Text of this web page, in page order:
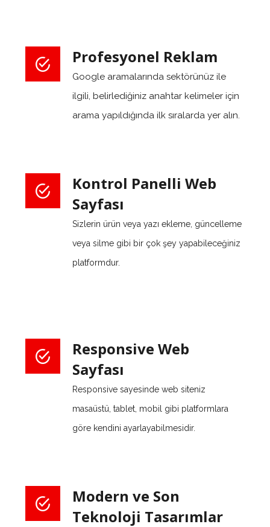
Profesyonel Reklam
Google aramalarında sektörünüz ile
ilgili, belirlediğiniz anahtar kelimeler için
arama yapıldığında ilk sıralarda yer alın.
Kontrol Panelli Web
Sayfası
Sizlerin ürün veya yazı ekleme, güncelleme
veya silme gibi bir çok şey yapabileceğiniz
platformdur.
Responsive Web
Sayfası
Responsive sayesinde web siteniz
masaüstü, tablet, mobil gibi platformlara
göre kendini ayarlayabilmesidir.
Modern ve Son
Teknoloji Tasarımlar